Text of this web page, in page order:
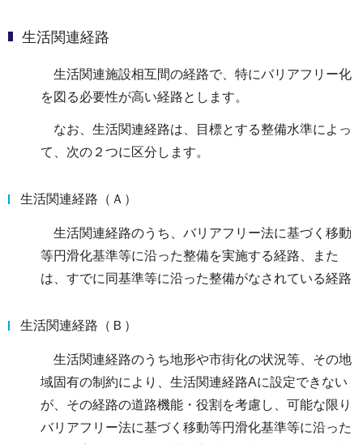
生活関連経路
生活関連施設相互間の経路で、特にバリアフリー化
を図る必要性が高い経路とします。
なお、生活関連経路は、目標とする整備水準によっ
て、次の２つに区分します。
生活関連経路（Ａ）
生活関連経路のうち、バリアフリー法に基づく移動
等円滑化基準等に沿った整備を実施する経路、また
は、すでに同基準等に沿った整備がなされている経路
生活関連経路（Ｂ）
生活関連経路のうち地形や市街化の状況等、その地
域固有の制約により、生活関連経路Aに設定できない
が、その経路の道路機能・役割を考慮し、可能な限り
バリアフリー法に基づく移動等円滑化基準等に沿った